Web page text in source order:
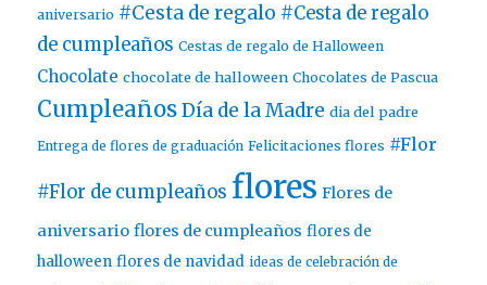
aniversario #Cesta de regalo #Cesta de regalo
de cumpleaños Cestas de regalo de Halloween
Chocolate chocolate de halloween Chocolates de Pascua
Cumpleaños Día de la Madre dia del padre
Entrega de flores de graduación Felicitaciones flores #Flor
#Flor de cumpleaños flores Flores de
aniversario flores de cumpleaños flores de
halloween flores de navidad ideas de celebración de